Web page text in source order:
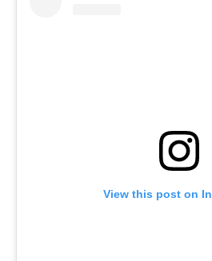
View this post on